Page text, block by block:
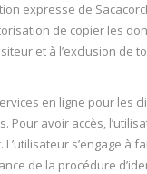
expresse de
de copier les
et à l’exclusion
en ligne pour
Pour avoir accès,
L’utilisateur s’engage
de la procédure